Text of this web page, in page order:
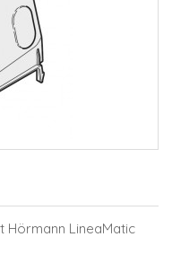
Hörmann LineaMatic